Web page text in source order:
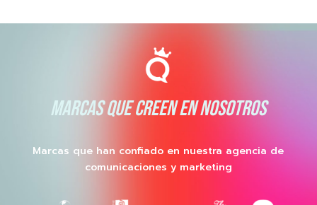
MARCAS QUE CREEN EN NOSOTROS
Marcas que han confiado en nuestra agencia de
comunicaciones y marketing